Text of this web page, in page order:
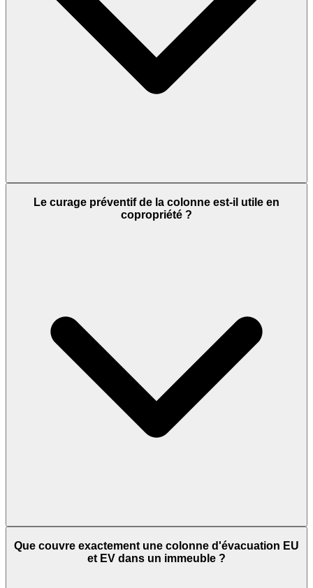
Le curage préventif de la colonne est-il utile en
copropriété ?
Que couvre exactement une colonne d'évacuation EU
et EV dans un immeuble ?